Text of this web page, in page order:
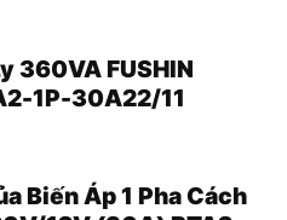
360VA FUSHIN
1P-30A22/11
Biến Áp 1 Pha Cách